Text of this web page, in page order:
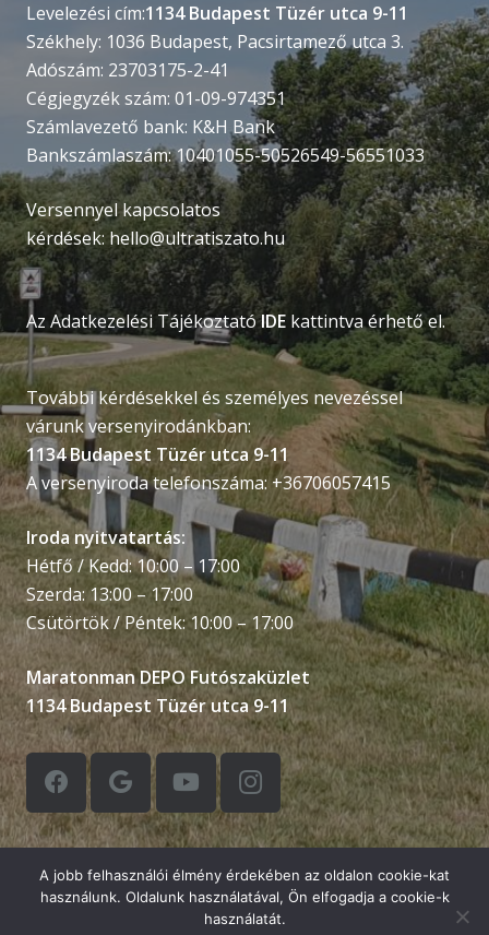
Levelezési cím:1134 Budapest Tüzér utca 9-11
Székhely: 1036 Budapest, Pacsirtamező utca 3.
Adószám: 23703175-2-41
Cégjegyzék szám: 01-09-974351
Számlavezető bank: K&H Bank
Bankszámlaszám: 10401055-50526549-56551033
Versennyel kapcsolatos
kérdések: hello@ultratiszato.hu
Az Adatkezelési Tájékoztató IDE kattintva érhető el.
További kérdésekkel és személyes nevezéssel
várunk versenyirodánkban:
1134 Budapest Tüzér utca 9-11
A versenyiroda telefonszáma: +36706057415
Iroda nyitvatartás:
Hétfő / Kedd: 10:00 – 17:00
Szerda: 13:00 – 17:00
Csütörtök / Péntek: 10:00 – 17:00
Maratonman DEPO Futószaküzlet
1134 Budapest Tüzér utca 9-11
© Balatonman Triatlon Kft &FULLCON IT
Development Kft
A jobb felhasználói élmény érdekében az oldalon cookie-kat
használunk. Oldalunk használatával, Ön elfogadja a cookie-k
használatát.